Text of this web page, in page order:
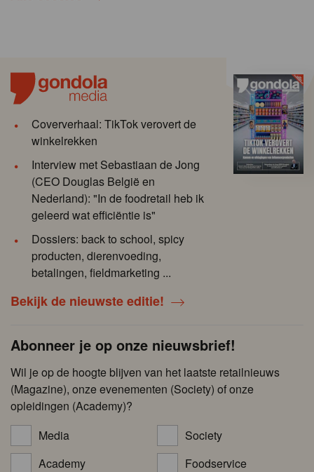
Coververhaal: TikTok verovert de
winkelrekken
Interview met Sebastiaan de Jong
(CEO Douglas België en
Nederland): "In de foodretail heb ik
geleerd wat efficiëntie is"
Dossiers: back to school, spicy
producten, dierenvoeding,
betalingen, fieldmarketing ...
Bekijk de nieuwste editie!
Abonneer je op onze nieuwsbrief!
Wil je op de hoogte blijven van het laatste retailnieuws
(Magazine), onze evenementen (Society) of onze
opleidingen (Academy)?
Media
Society
Academy
Foodservice